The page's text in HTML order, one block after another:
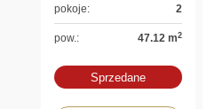
pokoje: 2
pow.: 47.12 m2
Sprzedane